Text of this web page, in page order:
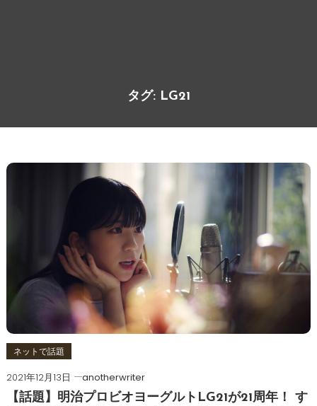
タグ: LG21
ネットで話題
2021年12月13日
anotherwriter
【話題】明治プロビオヨーグルトLG21が21周年！ す